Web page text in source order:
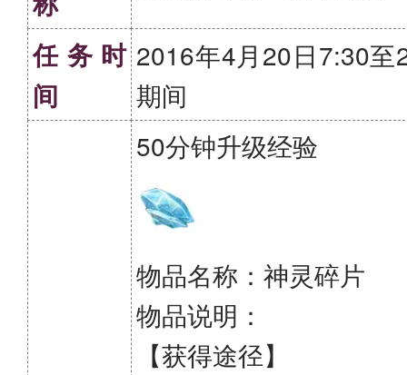
任务时
间
2016年4月20日7:30
期间
50分钟升级经验
物品名称：神灵碎片
物品说明：
【获得途径】